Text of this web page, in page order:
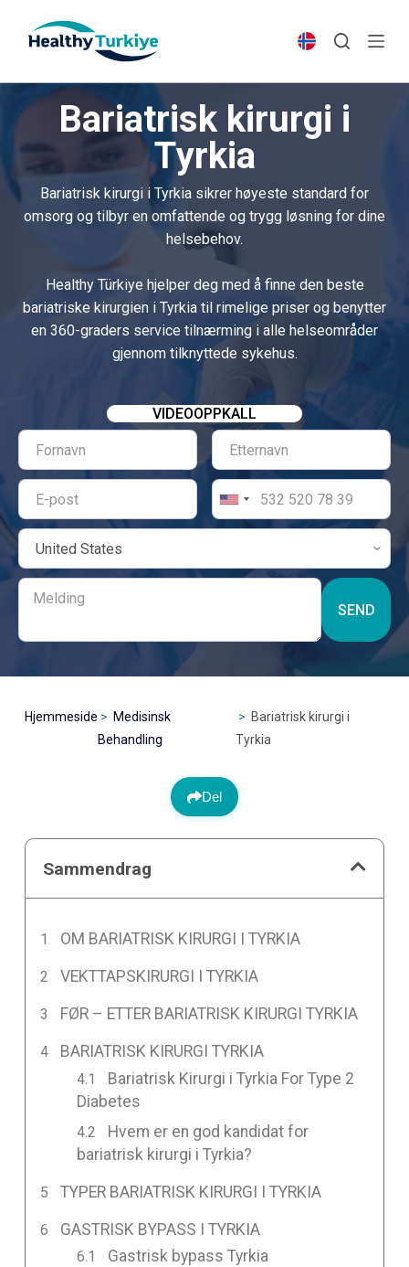
p
t
n
Bariatrisk kirurgi i
Tyrkia
Bariatrisk kirurgi i Tyrkia sikrer høyeste standard for
omsorg og tilbyr en omfattende og trygg løsning for dine
helsebehov.
Healthy Türkiye hjelper deg med å finne den beste
bariatriske kirurgien i Tyrkia til rimelige priser og benytter
en 360-graders service tilnærming i alle helseområder
gjennom tilknyttede sykehus.
VIDEOOPPKALL
SEND
Hjemmeside
Medisinsk
Behandling
Bariatrisk kirurgi i
Tyrkia
Del
Sammendrag
OM BARIATRISK KIRURGI I TYRKIA
VEKTTAPSKIRURGI I TYRKIA
FØR – ETTER BARIATRISK KIRURGI TYRKIA
BARIATRISK KIRURGI TYRKIA
Bariatrisk Kirurgi i Tyrkia For Type 2
Diabetes
Hvem er en god kandidat for
bariatrisk kirurgi i Tyrkia?
TYPER BARIATRISK KIRURGI I TYRKIA
GASTRISK BYPASS I TYRKIA
Gastrisk bypass Tyrkia